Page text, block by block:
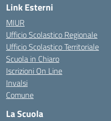
Link Esterni
MIUR
Ufficio Scolastico Regionale
Ufficio Scolastico Territoriale
Scuola in Chiaro
Iscrizioni On Line
Invalsi
Comune
La Scuola